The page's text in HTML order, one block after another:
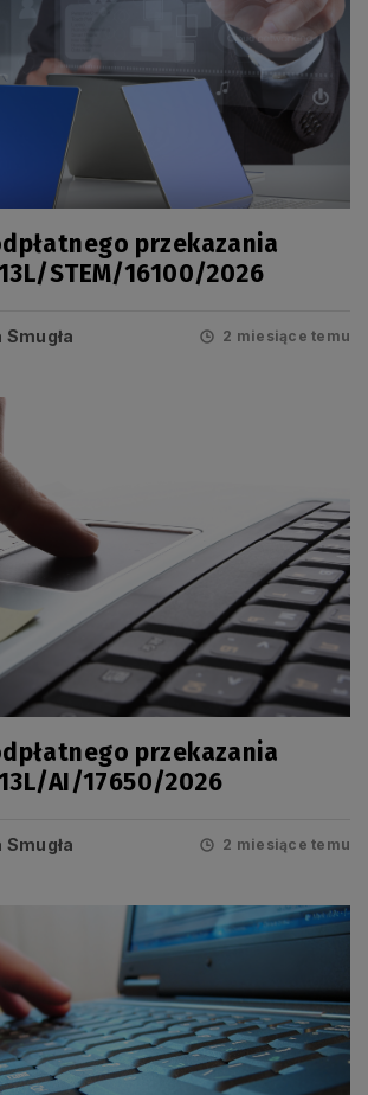
przekazania
STEM/16100/2026
2 miesiące temu
przekazania
AI/17650/2026
2 miesiące temu